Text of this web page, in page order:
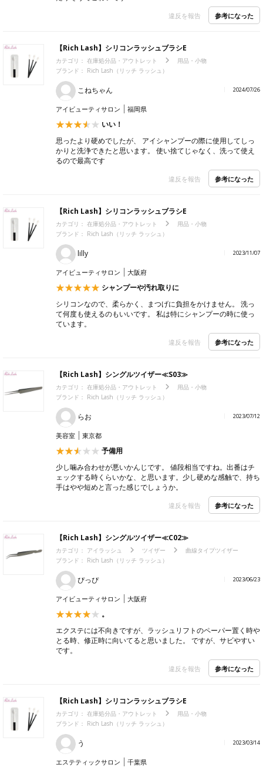
違反を報告 参考になった
【Rich Lash】シリコンラッシュブラシE
カテゴリ： 在庫処分品・アウトレット
用品・小物
ブランド： Rich Lash（リッチ ラッシュ）
こねちゃん 2024/07/26
アイビューティサロン 福岡県
いい！
思ったより硬めでしたが、 アイシャンプーの際に使用してしっ
かりと洗浄できたと思います。 使い捨てじゃなく、洗って使え
るので最高です
違反を報告 参考になった
【Rich Lash】シリコンラッシュブラシE
カテゴリ： 在庫処分品・アウトレット
用品・小物
ブランド： Rich Lash（リッチ ラッシュ）
lilly 2023/11/07
アイビューティサロン 大阪府
シャンプーや汚れ取りに
シリコンなので、柔らかく、まつげに負担をかけません。 洗っ
て何度も使えるのもいいです。 私は特にシャンプーの時に使っ
ています。
違反を報告 参考になった
【Rich Lash】シングルツイザー≪S03≫
カテゴリ： 在庫処分品・アウトレット
用品・小物
ブランド： Rich Lash（リッチ ラッシュ）
らお 2023/07/12
美容室 東京都
予備用
少し噛み合わせが悪いかんじです。 値段相当ですね。出番はチ
ェックする時くらいかな、と思います。少し硬めな感触で、持ち
手はやや短めと言った感じでしょうか。
違反を報告 参考になった
【Rich Lash】シングルツイザー≪C02≫
カテゴリ： アイラッシュ ツイザー
曲線タイプツイザー
ブランド： Rich Lash（リッチ ラッシュ）
ぴっぴ 2023/06/23
アイビューティサロン 大阪府
。
エクステには不向きですが、ラッシュリフトのペーパー置く時や
とる時、修正時に向いてると思いました。 ですが、サビやすい
です。
違反を報告 参考になった
【Rich Lash】シリコンラッシュブラシE
カテゴリ： 在庫処分品・アウトレット
用品・小物
ブランド： Rich Lash（リッチ ラッシュ）
う 2023/03/14
エステティックサロン 千葉県